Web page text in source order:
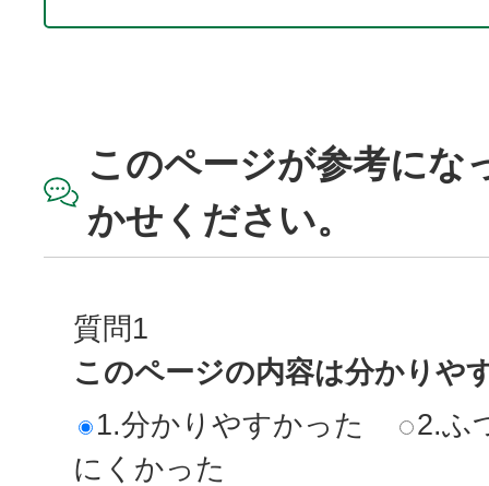
このページが参考にな
かせください。
質問1
このページの内容は分かりや
1.分かりやすかった
2.ふ
にくかった